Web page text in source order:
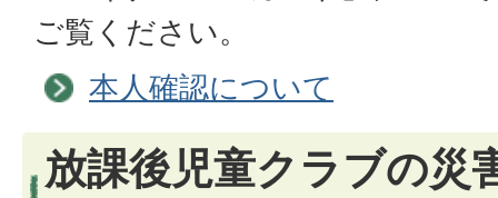
ご覧ください。
本人確認について
放課後児童クラブの災